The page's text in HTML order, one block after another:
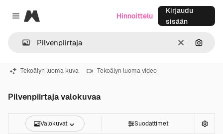
Close menu
Magnific
SelkeäHae
Hinnoittelu
Kirjaudu
sisään
Tekoälyn luoma kuva Tekoälyn luoma video
Pilvenpiirtaja valokuvaa
Valokuvat Suodattimet